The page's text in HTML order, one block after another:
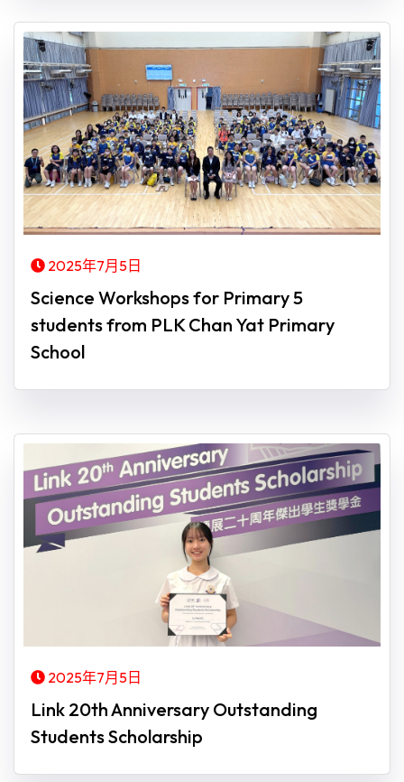
2025年7月5日
Science Workshops for Primary 5
students from PLK Chan Yat Primary
School
2025年7月5日
Link 20th Anniversary Outstanding
Students Scholarship